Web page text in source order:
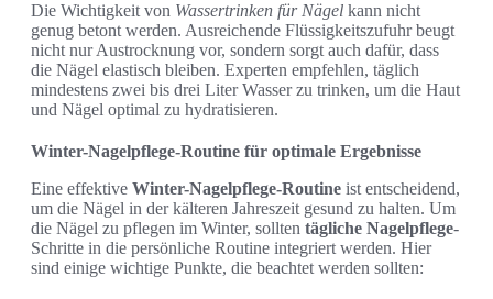
Die Wichtigkeit von Wassertrinken für Nägel kann nicht
genug betont werden. Ausreichende Flüssigkeitszufuhr beugt
nicht nur Austrocknung vor, sondern sorgt auch dafür, dass
die Nägel elastisch bleiben. Experten empfehlen, täglich
mindestens zwei bis drei Liter Wasser zu trinken, um die Haut
und Nägel optimal zu hydratisieren.
Winter-Nagelpflege-Routine für optimale Ergebnisse
Eine effektive Winter-Nagelpflege-Routine ist entscheidend,
um die Nägel in der kälteren Jahreszeit gesund zu halten. Um
die Nägel zu pflegen im Winter, sollten tägliche Nagelpflege-
Schritte in die persönliche Routine integriert werden. Hier
sind einige wichtige Punkte, die beachtet werden sollten: